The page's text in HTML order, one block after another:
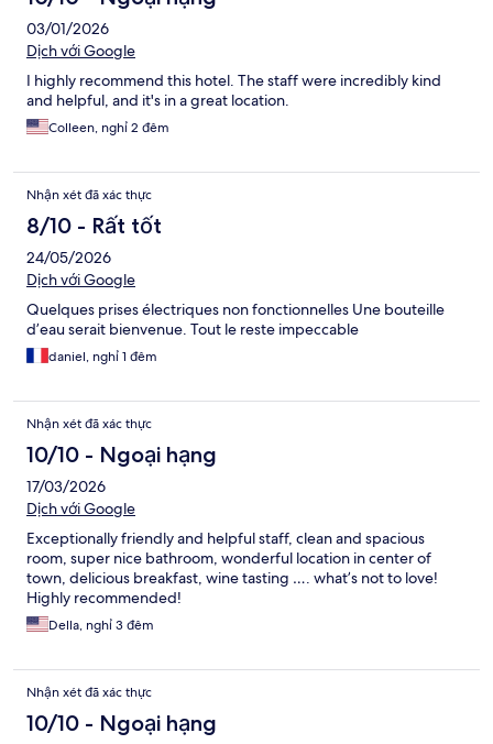
03/01/2026
Dịch với Google
I highly recommend this hotel. The staff were incredibly kind
and helpful, and it's in a great location.
Colleen, nghỉ 2 đêm
Nhận xét đã xác thực
8/10 - Rất tốt
24/05/2026
Dịch với Google
Quelques prises électriques non fonctionnelles Une bouteille
d’eau serait bienvenue. Tout le reste impeccable
daniel, nghỉ 1 đêm
Nhận xét đã xác thực
10/10 - Ngoại hạng
17/03/2026
Dịch với Google
Exceptionally friendly and helpful staff, clean and spacious
room, super nice bathroom, wonderful location in center of
town, delicious breakfast, wine tasting …. what’s not to love!
Highly recommended!
Della, nghỉ 3 đêm
Nhận xét đã xác thực
10/10 - Ngoại hạng